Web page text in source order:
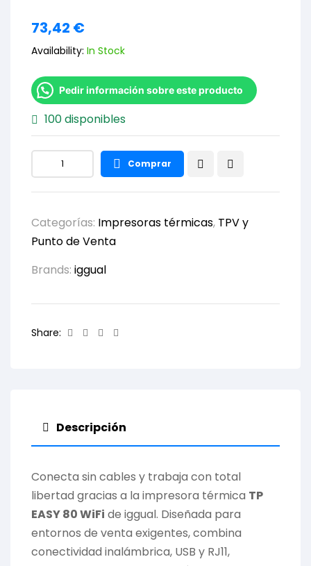
73,42 €
Availability: In Stock
Pedir información sobre este producto
100 disponibles
Comprar
Categorías: Impresoras térmicas, TPV y
Punto de Venta
Brands: iggual
Share: Facebook
TwitterLinkedin
Descripción
Conecta sin cables y trabaja con total
libertad gracias a la impresora térmica TP
EASY 80 WiFi de iggual. Diseñada para
entornos de venta exigentes, combina
conectividad inalámbrica, USB y RJ11,